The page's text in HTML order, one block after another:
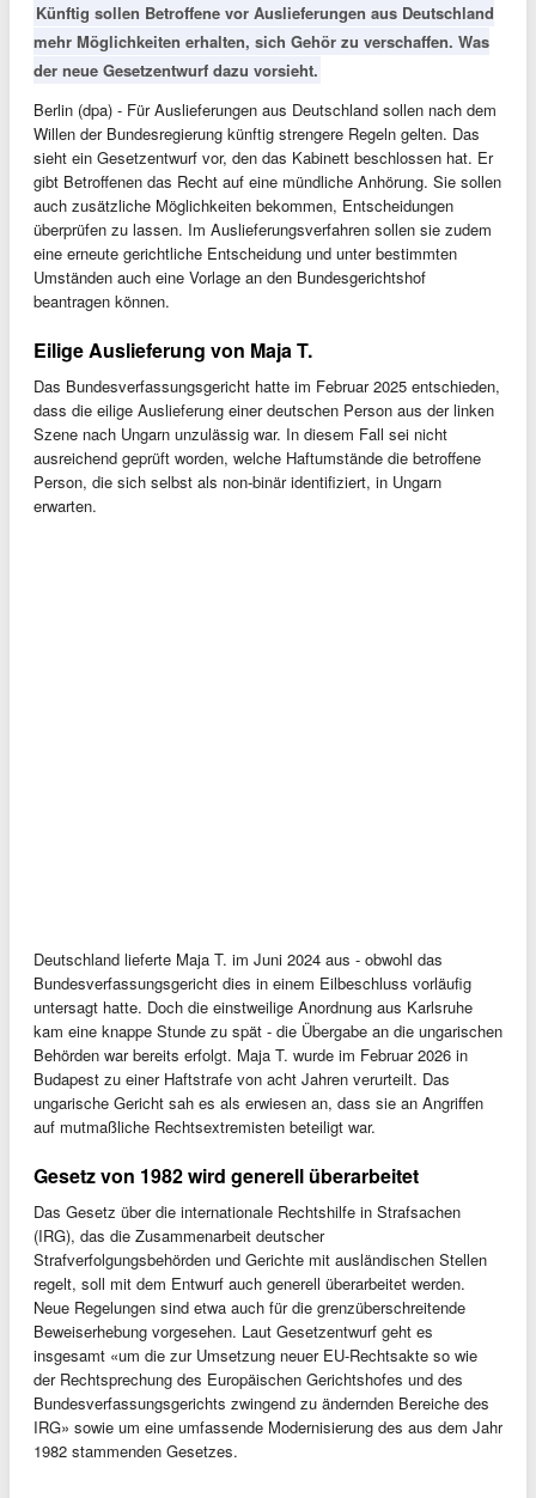
Künftig sollen Betroffene vor Auslieferungen aus Deutschland
mehr Möglichkeiten erhalten, sich Gehör zu verschaffen. Was
der neue Gesetzentwurf dazu vorsieht.
Berlin (dpa) - Für Auslieferungen aus Deutschland sollen nach dem
Willen der Bundesregierung künftig strengere Regeln gelten. Das
sieht ein Gesetzentwurf vor, den das Kabinett beschlossen hat. Er
gibt Betroffenen das Recht auf eine mündliche Anhörung. Sie sollen
auch zusätzliche Möglichkeiten bekommen, Entscheidungen
überprüfen zu lassen. Im Auslieferungsverfahren sollen sie zudem
eine erneute gerichtliche Entscheidung und unter bestimmten
Umständen auch eine Vorlage an den Bundesgerichtshof
beantragen können.
Eilige Auslieferung von Maja T.
Das Bundesverfassungsgericht hatte im Februar 2025 entschieden,
dass die eilige Auslieferung einer deutschen Person aus der linken
Szene nach Ungarn unzulässig war. In diesem Fall sei nicht
ausreichend geprüft worden, welche Haftumstände die betroffene
Person, die sich selbst als non-binär identifiziert, in Ungarn
erwarten.
Deutschland lieferte Maja T. im Juni 2024 aus - obwohl das
Bundesverfassungsgericht dies in einem Eilbeschluss vorläufig
untersagt hatte. Doch die einstweilige Anordnung aus Karlsruhe
kam eine knappe Stunde zu spät - die Übergabe an die ungarischen
Behörden war bereits erfolgt. Maja T. wurde im Februar 2026 in
Budapest zu einer Haftstrafe von acht Jahren verurteilt. Das
ungarische Gericht sah es als erwiesen an, dass sie an Angriffen
auf mutmaßliche Rechtsextremisten beteiligt war.
Gesetz von 1982 wird generell überarbeitet
Das Gesetz über die internationale Rechtshilfe in Strafsachen
(IRG), das die Zusammenarbeit deutscher
Strafverfolgungsbehörden und Gerichte mit ausländischen Stellen
regelt, soll mit dem Entwurf auch generell überarbeitet werden.
Neue Regelungen sind etwa auch für die grenzüberschreitende
Beweiserhebung vorgesehen. Laut Gesetzentwurf geht es
insgesamt «um die zur Umsetzung neuer EU-Rechtsakte so wie
der Rechtsprechung des Europäischen Gerichtshofes und des
Bundesverfassungsgerichts zwingend zu ändernden Bereiche des
IRG» sowie um eine umfassende Modernisierung des aus dem Jahr
1982 stammenden Gesetzes.